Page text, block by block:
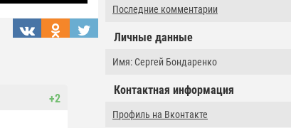
Последние комментарии
Личные данные
Имя: Сергей Бондаренко
Контактная информация
Профиль на Вконтакте
+2